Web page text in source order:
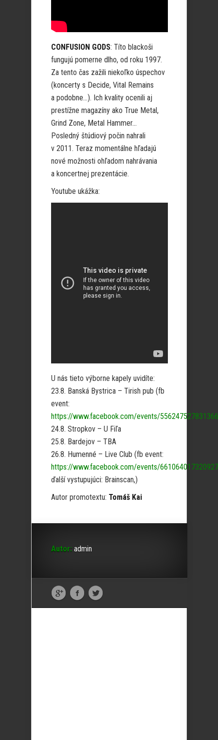
CONFUSION GODS: Títo blackoši
fungujú pomerne dlho, od roku 1997.
Za tento čas zažili niekoľko úspechov
(koncerty s Decide, Vital Remains
a podobne…). Ich kvality ocenili aj
prestížne magazíny ako True Metal,
Grind Zone, Metal Hammer…
Posledný štúdiový počin nahrali
v 2011. Teraz momentálne hľadajú
nové možnosti ohľadom nahrávania
a koncertnej prezentácie.
Youtube ukážka:
U nás tieto výborne kapely uvidíte:
23.8. Banská Bystrica – Tirish pub (fb
event:
https://www.facebook.com/events/556247527831366
24.8. Stropkov – U Fiľa
25.8. Bardejov – TBA
26.8. Humenné – Live Club (fb event:
https://www.facebook.com/events/
ďalší vystupujúci: Brainscan,)
Autor promotextu: Tomáš Kai
Autor: admin